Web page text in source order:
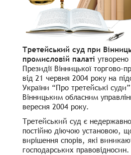
Третейський суд при
промисловій палаті
Президії Вінницької торгово-
від 21 червня 2004 року на
України “Про третейські суди”
Вінницьким обласним
вересня 2004 року.
Третейський суд є
постійно діючою установою,
вирішення спорів, які
господарських правовідносин.